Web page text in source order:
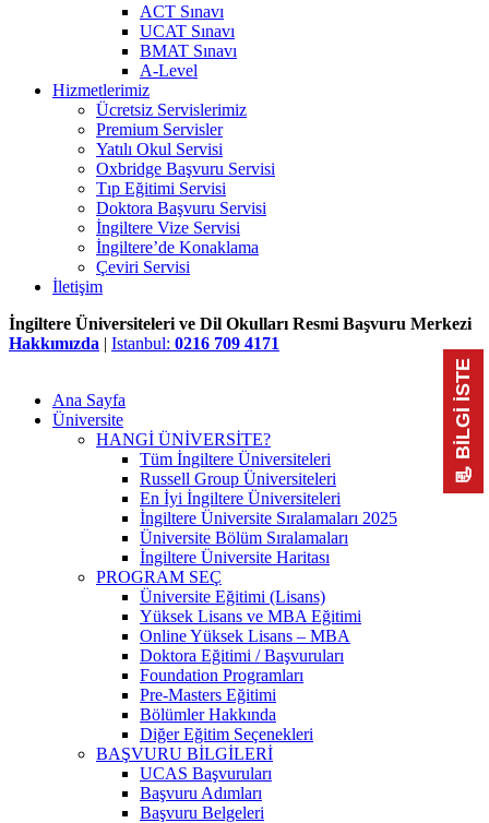
ACT Sınavı
UCAT Sınavı
BMAT Sınavı
A-Level
Hizmetlerimiz
Ücretsiz Servislerimiz
Premium Servisler
Yatılı Okul Servisi
Oxbridge Başvuru Servisi
Tıp Eğitimi Servisi
Doktora Başvuru Servisi
İngiltere Vize Servisi
İngiltere’de Konaklama
Çeviri Servisi
İletişim
İngiltere Üniversiteleri ve Dil Okulları Resmi Başvuru Merkezi
Hakkımızda | Istanbul: 0216 709 4171
Ana Sayfa
Üniversite
HANGİ ÜNİVERSİTE?
Tüm İngiltere Üniversiteleri
Russell Group Üniversiteleri
En İyi İngiltere Üniversiteleri
İngiltere Üniversite Sıralamaları 2025
Üniversite Bölüm Sıralamaları
İngiltere Üniversite Haritası
PROGRAM SEÇ
Üniversite Eğitimi (Lisans)
Yüksek Lisans ve MBA Eğitimi
Online Yüksek Lisans – MBA
Doktora Eğitimi / Başvuruları
Foundation Programları
Pre-Masters Eğitimi
Bölümler Hakkında
Diğer Eğitim Seçenekleri
BAŞVURU BİLGİLERİ
UCAS Başvuruları
Başvuru Adımları
Başvuru Belgeleri
📃 BİLGİ İSTE